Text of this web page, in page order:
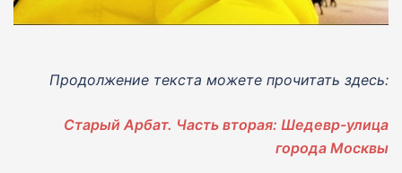
Продолжение текста можете прочитать здесь:
Старый Арбат. Часть вторая: Шедевр-улица
города Москвы